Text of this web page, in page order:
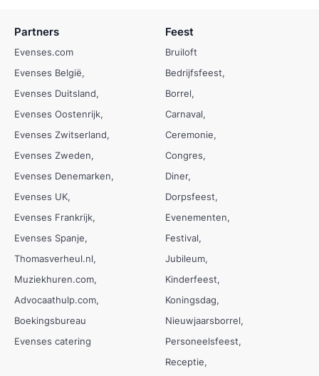
Partners
Evenses.com
Evenses België
Evenses Duitsland
Evenses Oostenrijk
Evenses Zwitserland
Evenses Zweden
Evenses Denemarken
Evenses UK
Evenses Frankrijk
Evenses Spanje
Thomasverheul.nl
Muziekhuren.com
Advocaathulp.com
Boekingsbureau
Evenses catering
Feest
Bruiloft
Bedrijfsfeest
Borrel
Carnaval
Ceremonie
Congres
Diner
Dorpsfeest
Evenementen
Festival
Jubileum
Kinderfeest
Koningsdag
Nieuwjaarsborrel
Personeelsfeest
Receptie